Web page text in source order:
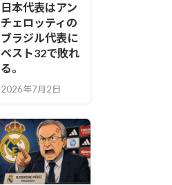
日本代表はアン
チェロッティの
ブラジル代表に
ベスト32で敗れ
る。
2026年7月2日